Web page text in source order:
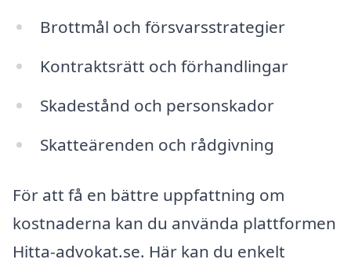
Brottmål och försvarsstrategier
Kontraktsrätt och förhandlingar
Skadestånd och personskador
Skatteärenden och rådgivning
För att få en bättre uppfattning om
kostnaderna kan du använda plattformen
Hitta-advokat.se. Här kan du enkelt